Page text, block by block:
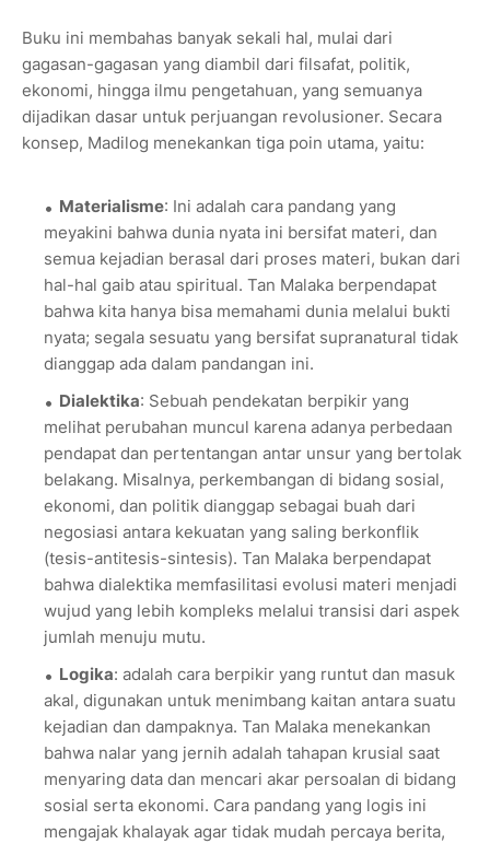
Buku ini membahas banyak sekali hal, mulai dari
gagasan-gagasan yang diambil dari filsafat, politik,
ekonomi, hingga ilmu pengetahuan, yang semuanya
dijadikan dasar untuk perjuangan revolusioner. Secara
konsep, Madilog menekankan tiga poin utama, yaitu:
Materialisme: Ini adalah cara pandang yang
meyakini bahwa dunia nyata ini bersifat materi, dan
semua kejadian berasal dari proses materi, bukan dari
hal-hal gaib atau spiritual. Tan Malaka berpendapat
bahwa kita hanya bisa memahami dunia melalui bukti
nyata; segala sesuatu yang bersifat supranatural tidak
dianggap ada dalam pandangan ini.
Dialektika: Sebuah pendekatan berpikir yang
melihat perubahan muncul karena adanya perbedaan
pendapat dan pertentangan antar unsur yang bertolak
belakang. Misalnya, perkembangan di bidang sosial,
ekonomi, dan politik dianggap sebagai buah dari
negosiasi antara kekuatan yang saling berkonflik
(tesis-antitesis-sintesis). Tan Malaka berpendapat
bahwa dialektika memfasilitasi evolusi materi menjadi
wujud yang lebih kompleks melalui transisi dari aspek
jumlah menuju mutu.
Logika: adalah cara berpikir yang runtut dan masuk
akal, digunakan untuk menimbang kaitan antara suatu
kejadian dan dampaknya. Tan Malaka menekankan
bahwa nalar yang jernih adalah tahapan krusial saat
menyaring data dan mencari akar persoalan di bidang
sosial serta ekonomi. Cara pandang yang logis ini
mengajak khalayak agar tidak mudah percaya berita,